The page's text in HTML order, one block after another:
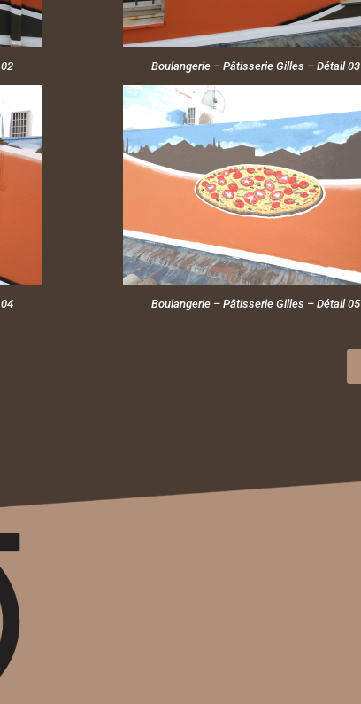
Boulangerie – Pâtisserie Gilles – Détail 03
Boulangerie – Pâtisserie Gilles – Détail 05